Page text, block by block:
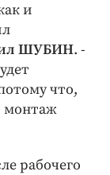
и
ШУБИН. -
что,
монтаж
рабочего